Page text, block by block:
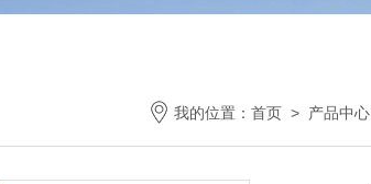
我的位置： 首页 > 产品中心